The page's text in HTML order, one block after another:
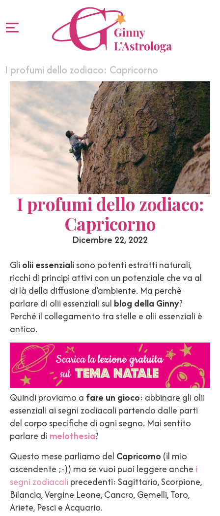
I profumi dello zodiaco: Capricorno
I profumi dello zodiaco:
Capricorno
Dicembre 22, 2022
Gli olii essenzialisono potenti estratti naturali,
ricchi di principi attivi con un potenziale che va al
di là della diffusione d’ambiente. Ma perchè
parlare di olii essenziali sul blog della Ginny?
Perché il collegamento tra stelle e olii essenziali è
antico.
Quindi proviamo a fare un gioco: abbinare gli olii
essenziali ai segni zodiacali partendo dalle parti
del corpo specifiche di ogni segno. Mai sentito
parlare di melothesia?
Questo mese parliamo del Capricorno (il mio
ascendente ;-)) ma se vuoi puoi leggere anche i
segni zodiacali precedenti: Sagittario, Scorpione,
Bilancia, Vergine Leone, Cancro, Gemelli, Toro,
Ariete, Pesci e Acquario.